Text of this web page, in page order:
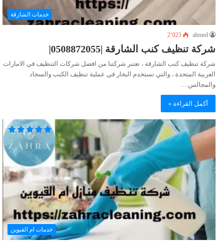
خدمات الشارقة
ahmed 2٬023
شركة تنظيف كنب الشارقة |0508872055|
شركة تنظيف كنب الشارقة ، تعتبر شركتنا من افضل شركات التنظيف في الامارات
العربية المتحدة ، والتي تستخدم البخار في عملية تنظيف الكنب والسجاد
والمجالس.…
أكمل القراءة »
خدمات ام القيوين